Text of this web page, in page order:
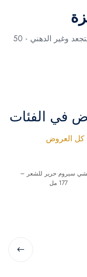
أحصلي علي سيروم بلوب هير المضاد للتجعد وغير الدهني - 50
في الفئات
كل العروض